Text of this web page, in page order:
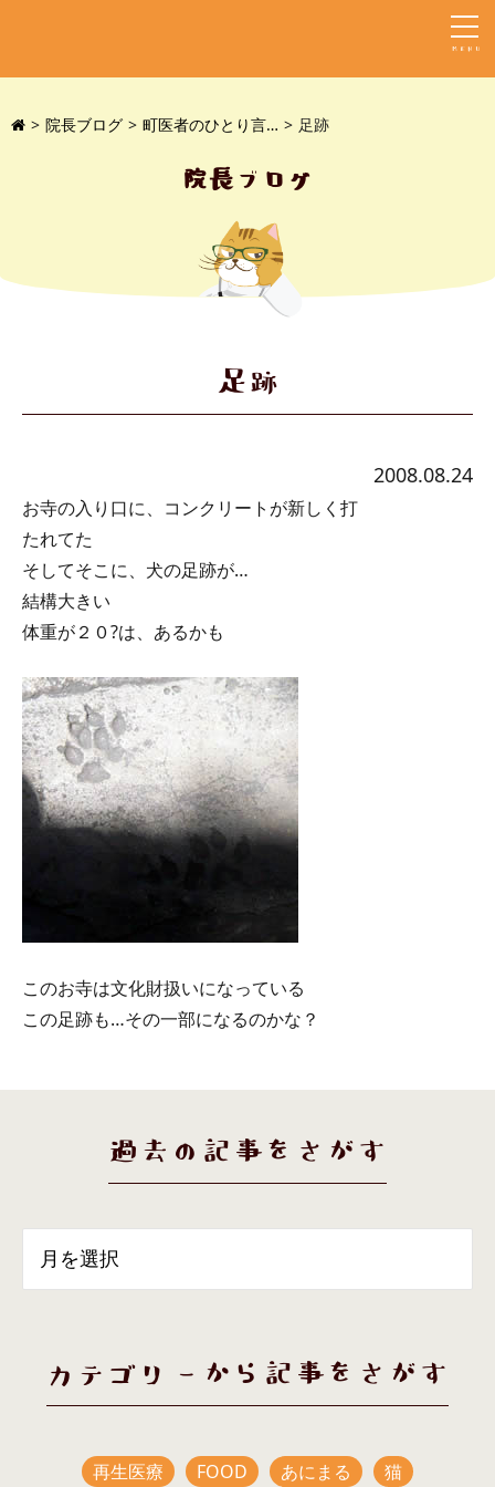
MENU
院長ブログ 町医者のひとり言… 足跡
院長ブログ
足跡
2008.08.24
お寺の入り口に、コンクリートが新しく打
たれてた
そしてそこに、犬の足跡が…
結構大きい
体重が２０?は、あるかも
このお寺は文化財扱いになっている
この足跡も…その一部になるのかな？
過去の記事をさがす
カテゴリーから記事をさがす
再生医療 FOOD あにまる 猫